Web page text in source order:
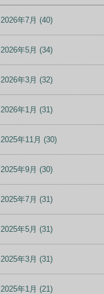
2026年7月 (40)
2026年5月 (34)
2026年3月 (32)
2026年1月 (31)
2025年11月 (30)
2025年9月 (30)
2025年7月 (31)
2025年5月 (31)
2025年3月 (31)
2025年1月 (21)